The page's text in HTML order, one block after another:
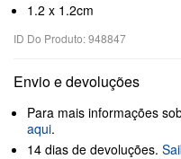
1.2 x 1.2cm
ID Do Produto: 948847
Envio e devoluções
Para mais informações
aqui.
14 dias de devoluções.